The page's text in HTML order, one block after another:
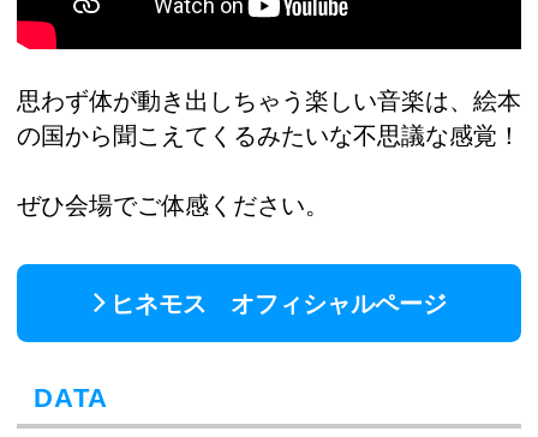
思わず体が動き出しちゃう楽しい音楽は、絵本
の国から聞こえてくるみたいな不思議な感覚！
ぜひ会場でご体感ください。
ヒネモス オフィシャルページ
DATA